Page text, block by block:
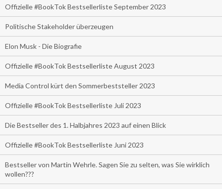
Offizielle #BookTok Bestsellerliste September 2023
Politische Stakeholder überzeugen
Elon Musk - Die Biografie
Offizielle #BookTok Bestsellerliste August 2023
Media Control kürt den Sommerbeststeller 2023
Offizielle #BookTok Bestsellerliste Juli 2023
Die Bestseller des 1. Halbjahres 2023 auf einen Blick
Offizielle #BookTok Bestsellerliste Juni 2023
Bestseller von Martin Wehrle. Sagen Sie zu selten, was Sie wirklich
wollen???